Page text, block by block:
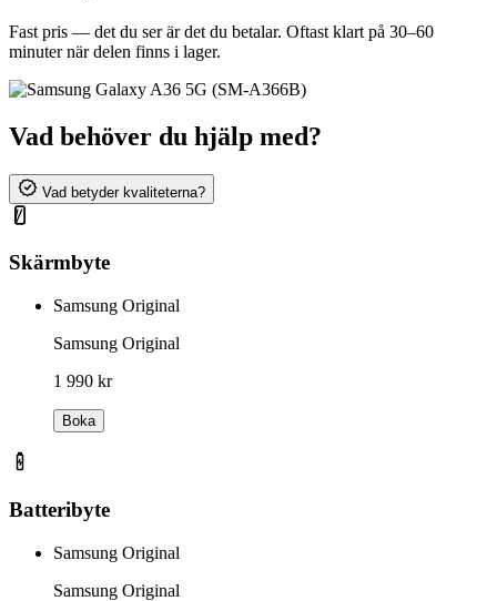
Fast pris — det du ser är det du betalar. Oftast klart på 30–60
minuter när delen finns i lager.
Vad behöver du hjälp med?
Vad betyder kvaliteterna?
Skärmbyte
Samsung Original
Samsung Original
1 990 kr
Boka
Batteribyte
Samsung Original
Samsung Original